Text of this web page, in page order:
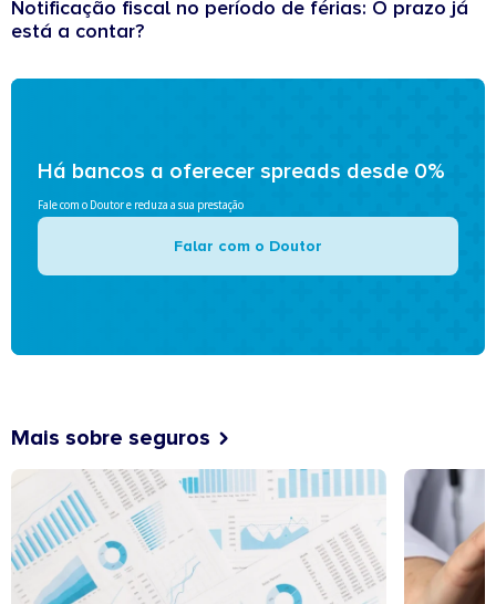
Notificação fiscal no período de férias: O prazo já
está a contar?
Há bancos a oferecer spreads desde 0%
Fale com o Doutor e reduza a sua prestação
Falar com o Doutor
Mais sobre seguros